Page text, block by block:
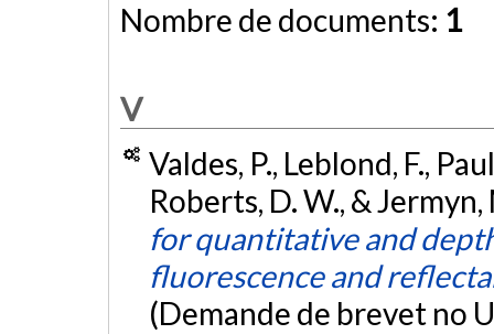
Nombre de documents: 1
V
Valdes, P., Leblond, F.,
Roberts, D. W., &
for quantitative and
fluorescence and
(Demande de brevet no